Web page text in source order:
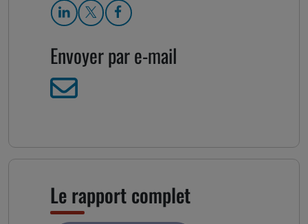
Envoyer par e-mail
Le rapport complet